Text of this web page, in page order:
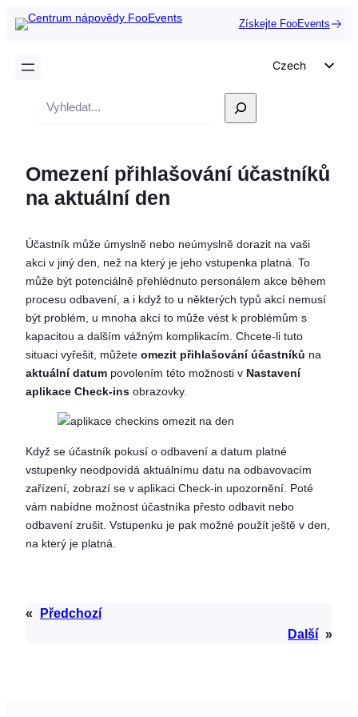
Získejte FooEvents
Czech
Spanish
French
Polish
Greek
Vyhledávání
Omezení přihlašování účastníků
na aktuální den
Účastník může úmyslně nebo neúmyslně dorazit na vaši
akci v jiný den, než na který je jeho vstupenka platná. To
může být potenciálně přehlédnuto personálem akce během
procesu odbavení, a i když to u některých typů akcí nemusí
být problém, u mnoha akcí to může vést k problémům s
kapacitou a dalším vážným komplikacím. Chcete-li tuto
situaci vyřešit, můžete omezit přihlašování účastníků na
aktuální datum povolením této možnosti v Nastavení
aplikace Check-ins obrazovky.
Když se účastník pokusí o odbavení a datum platné
vstupenky neodpovídá aktuálnímu datu na odbavovacím
zařízení, zobrazí se v aplikaci Check-in upozornění. Poté
vám nabídne možnost účastníka přesto odbavit nebo
odbavení zrušit. Vstupenku je pak možné použít ještě v den,
na který je platná.
«
Předchozí
Další »